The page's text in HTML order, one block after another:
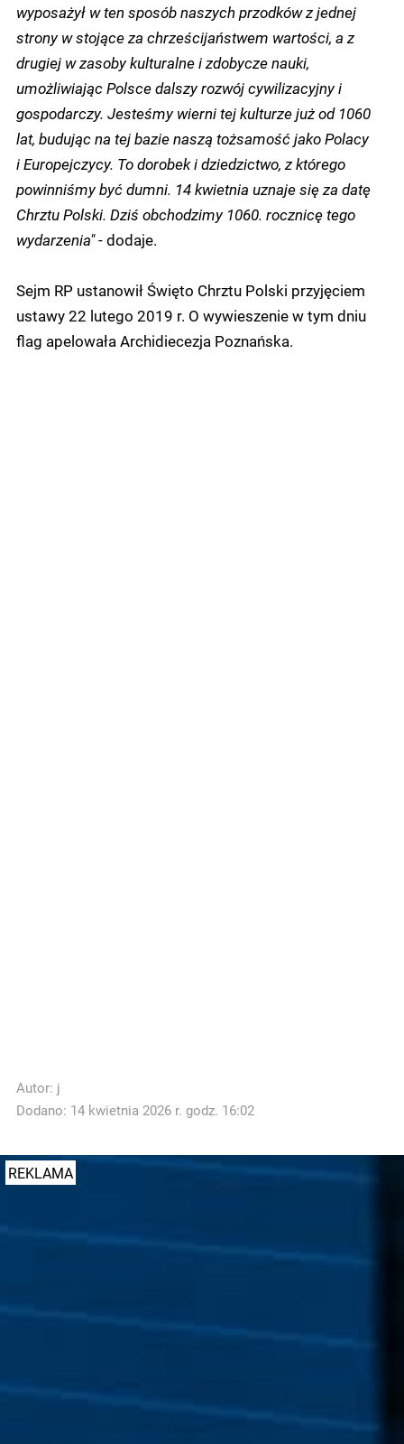
wyposażył w ten sposób naszych przodków z jednej
strony w stojące za chrześcijaństwem wartości, a z
drugiej w zasoby kulturalne i zdobycze nauki,
umożliwiając Polsce dalszy rozwój cywilizacyjny i
gospodarczy. Jesteśmy wierni tej kulturze już od 1060
lat, budując na tej bazie naszą tożsamość jako Polacy
i Europejczycy. To dorobek i dziedzictwo, z którego
powinniśmy być dumni. 14 kwietnia uznaje się za datę
Chrztu Polski. Dziś obchodzimy 1060. rocznicę tego
wydarzenia"- dodaje.
Sejm RP ustanowił Święto Chrztu Polski przyjęciem
ustawy 22 lutego 2019 r. O wywieszenie w tym dniu
flag apelowała Archidiecezja Poznańska.
Autor: j
Dodano: 14 kwietnia 2026 r. godz. 16:02
REKLAMA